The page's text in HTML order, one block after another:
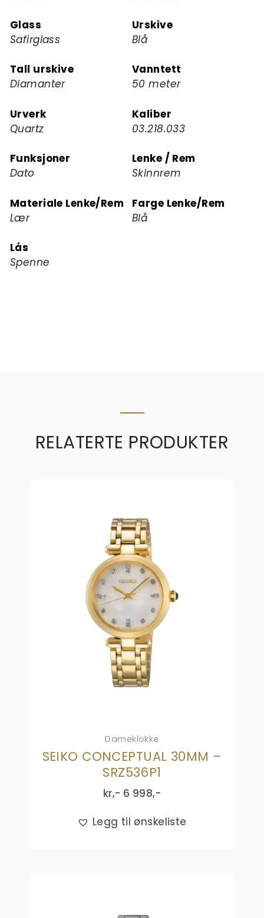
produktet
Glass
Safirglass
Urskive
Blå
Tall urskive
Diamanter
Vanntett
50 meter
Urverk
Quartz
Kaliber
03.218.033
Funksjoner
Dato
Lenke / Rem
Skinnrem
Materiale Lenke/Rem
Lær
Farge Lenke/Rem
Blå
Lås
Spenne
RELATERTE PRODUKTER
Dameklokke
SEIKO CONCEPTUAL 30MM –
SRZ536P1
kr,- 6 998,-
Legg til ønskeliste